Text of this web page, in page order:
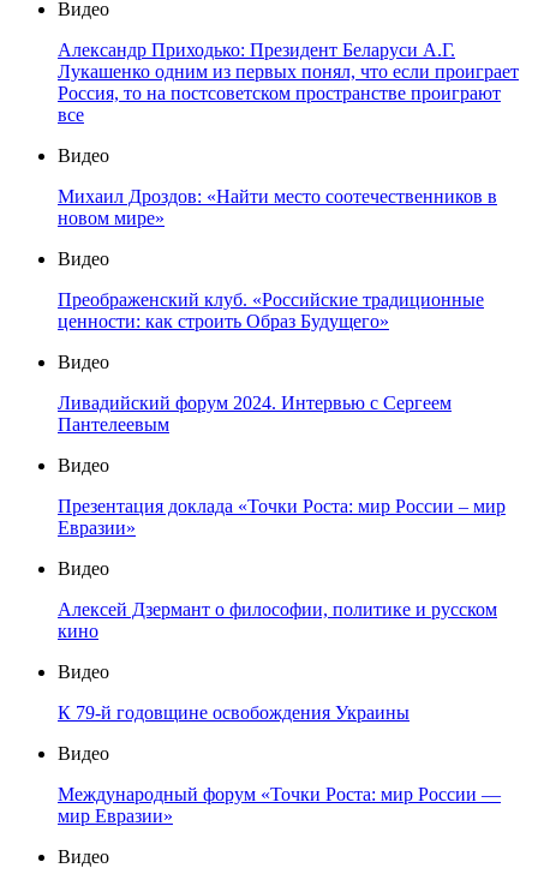
Видео
Александр Приходько: Президент Беларуси А.Г.
Лукашенко одним из первых понял, что если проиграет
Россия, то на постсоветском пространстве проиграют
все
Видео
Михаил Дроздов: «Найти место соотечественников в
новом мире»
Видео
Преображенский клуб. «Российские традиционные
ценности: как строить Образ Будущего»
Видео
Ливадийский форум 2024. Интервью с Сергеем
Пантелеевым
Видео
Презентация доклада «Точки Роста: мир России – мир
Евразии»
Видео
Алексей Дзермант о философии, политике и русском
кино
Видео
К 79-й годовщине освобождения Украины
Видео
Международный форум «Точки Роста: мир России —
мир Евразии»
Видео